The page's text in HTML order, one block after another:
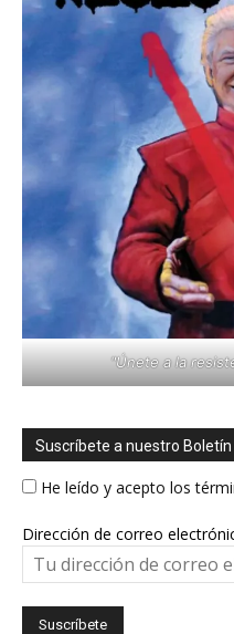
"Únete a la
Suscríbete a nuestro Boletín
He leído y acepto los
Dirección de correo